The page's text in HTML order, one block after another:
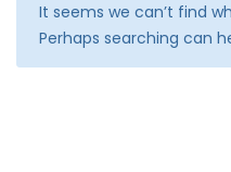
It seems we can’t find
Perhaps searching can